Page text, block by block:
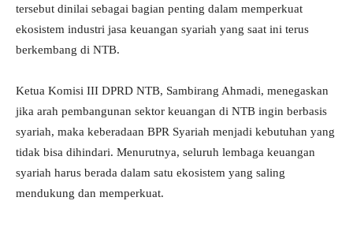
tersebut dinilai sebagai bagian penting dalam memperkuat
ekosistem industri jasa keuangan syariah yang saat ini terus
berkembang di NTB.
Ketua Komisi III DPRD NTB, Sambirang Ahmadi, menegaskan
jika arah pembangunan sektor keuangan di NTB ingin berbasis
syariah, maka keberadaan BPR Syariah menjadi kebutuhan yang
tidak bisa dihindari. Menurutnya, seluruh lembaga keuangan
syariah harus berada dalam satu ekosistem yang saling
mendukung dan memperkuat.